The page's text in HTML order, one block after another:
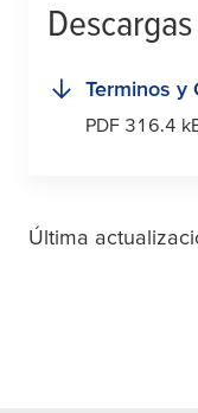
Descargas
Terminos y
PDF 316.4
Última